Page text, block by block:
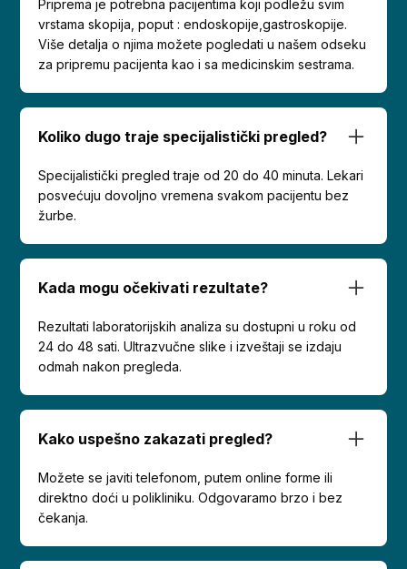
Priprema je potrebna pacijentima koji podležu svim
vrstama skopija, poput : endoskopije,gastroskopije.
Više detalja o njima možete pogledati u našem odseku
za pripremu pacijenta kao i sa medicinskim sestrama.
Koliko dugo traje specijalistički pregled?
Specijalistički pregled traje od 20 do 40 minuta. Lekari
posvećuju dovoljno vremena svakom pacijentu bez
žurbe.
Kada mogu očekivati rezultate?
Rezultati laboratorijskih analiza su dostupni u roku od
24 do 48 sati. Ultrazvučne slike i izveštaji se izdaju
odmah nakon pregleda.
Kako uspešno zakazati pregled?
Možete se javiti telefonom, putem online forme ili
direktno doći u polikliniku. Odgovaramo brzo i bez
čekanja.